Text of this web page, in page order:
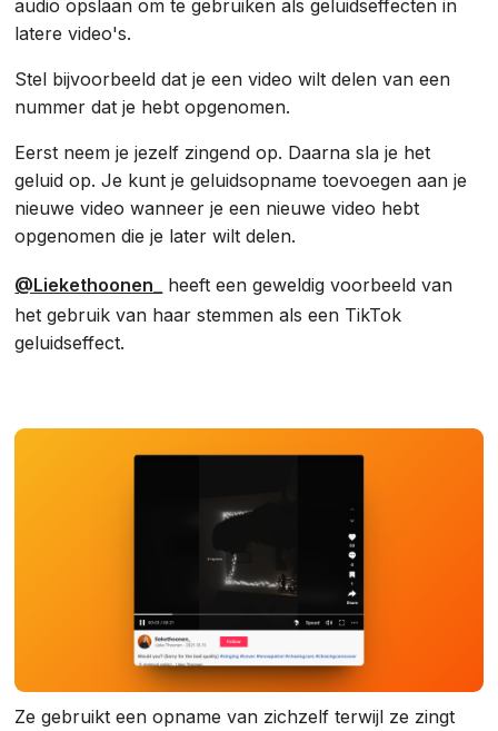
audio opslaan om te gebruiken als geluidseffecten in
latere video's.
Stel bijvoorbeeld dat je een video wilt delen van een
nummer dat je hebt opgenomen.
Eerst neem je jezelf zingend op. Daarna sla je het
geluid op. Je kunt je geluidsopname toevoegen aan je
nieuwe video wanneer je een nieuwe video hebt
opgenomen die je later wilt delen.
@Liekethoonen_
heeft een geweldig voorbeeld van
het gebruik van haar stemmen als een TikTok
geluidseffect.
Ze gebruikt een opname van zichzelf terwijl ze zingt